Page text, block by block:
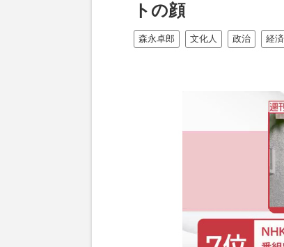
トの顔
森永卓郎 文化人 政治 経済